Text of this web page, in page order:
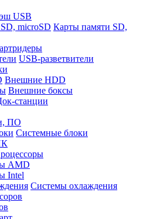
USB
Карты памяти SD,
USB-разветвители
Внешние HDD
Внешние боксы
станции
ПО
Системные блоки
AMD
Intel
Системы охлаждения